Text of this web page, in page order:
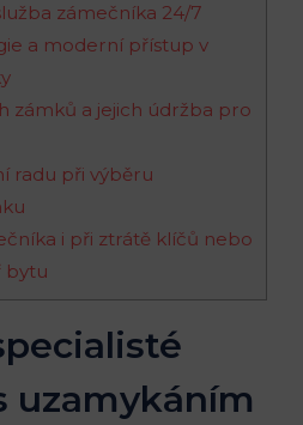
zámečníka 24/7
a moderní přístup v
zámků a jejich údržba pro
radu při výběru
i při ztrátě klíčů nebo
bytu
uzamykáním